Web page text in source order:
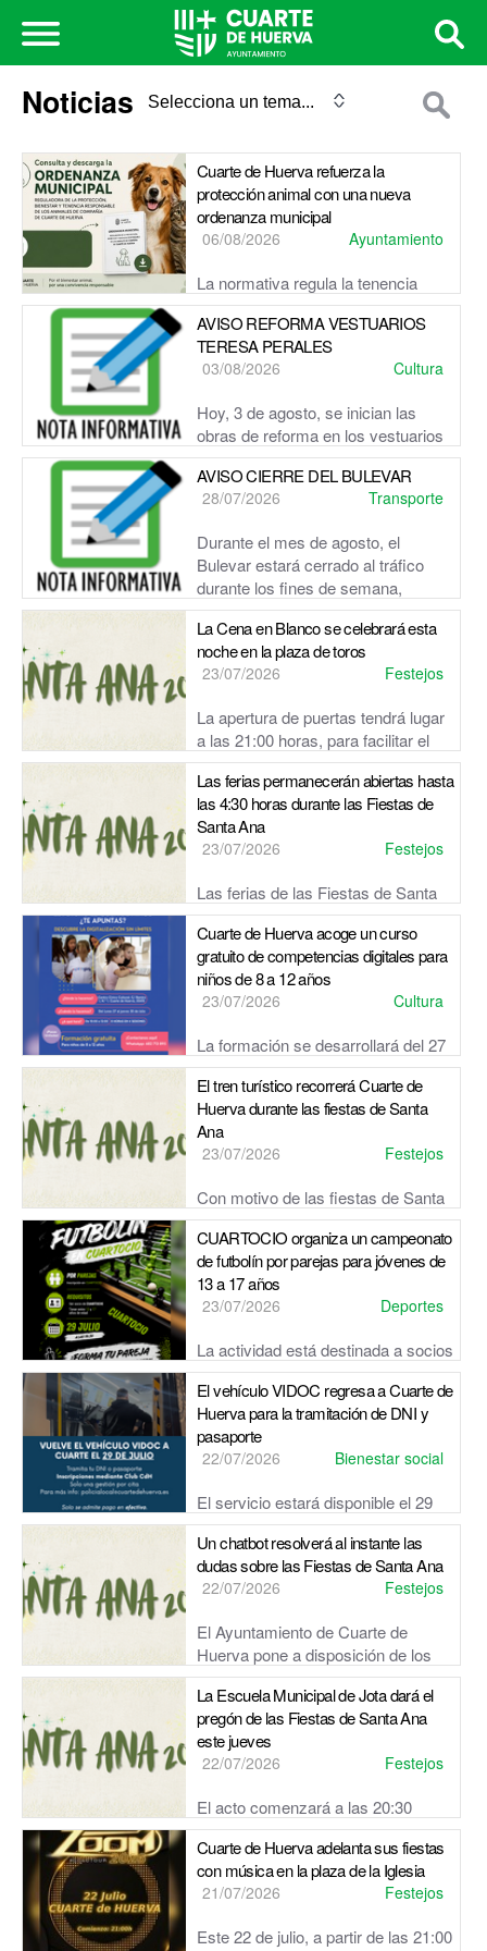
Noticias
Cuarte de Huerva refuerza la
protección animal con una nueva
ordenanza municipal
06/08/2026 Ayuntamiento
La normativa regula la tenencia
responsable, la identificación de mascotas, la convivencia
en espacios públicos, las colonias felinas y el régimen ...
AVISO REFORMA VESTUARIOS
TERESA PERALES
03/08/2026 Cultura
Hoy, 3 de agosto, se inician las
obras de reforma en los vestuarios
de la primera planta de la Piscina Cubierta Teresa Perales.
AVISO CIERRE DEL BULEVAR
28/07/2026 Transporte
Durante el mes de agosto, el
Bulevar estará cerrado al tráfico
durante los fines de semana,
comenzando los viernes a las 14:00h.
La Cena en Blanco se celebrará esta
noche en la plaza de toros
23/07/2026 Festejos
La apertura de puertas tendrá lugar
a las 21:00 horas, para facilitar el
acceso y la preparación de las mesas antes del comienzo
de la cena.
Las ferias permanecerán abiertas hasta
las 4:30 horas durante las Fiestas de
Santa Ana
23/07/2026 Festejos
Las ferias de las Fiestas de Santa
Ana podrán permanecer abiertas hasta las 4:30 horas de la
madrugada, salvo el domingo, jornada en la que el reci...
Cuarte de Huerva acoge un curso
gratuito de competencias digitales para
niños de 8 a 12 años
23/07/2026 Cultura
La formación se desarrollará del 27
al 30 de julio, en horario de 10:00 a 12:00 horas, en el
Centro Cívico Cultural de Cuarte de Huerva.
El tren turístico recorrerá Cuarte de
Huerva durante las fiestas de Santa
Ana
23/07/2026 Festejos
Con motivo de las fiestas de Santa
Ana 2026, el Ayuntamiento de Cuarte de Huerva pondrá en
funcionamiento el tren turístico los días 23, 24, 25 y 2...
CUARTOCIO organiza un campeonato
de futbolín por parejas para jóvenes de
13 a 17 años
23/07/2026 Deportes
La actividad está destinada a socios
de CUARTOCIO con edades comprendidas entre los 13 y
los 17 años. Para participar, será necesario formar una pa...
El vehículo VIDOC regresa a Cuarte de
Huerva para la tramitación de DNI y
pasaporte
22/07/2026 Bienestar social
El servicio estará disponible el 29
de julio, en horario de 09:30 a 12:00 horas, con un total de
50 plazas disponibles.
Un chatbot resolverá al instante las
dudas sobre las Fiestas de Santa Ana
22/07/2026 Festejos
El Ayuntamiento de Cuarte de
Huerva pone a disposición de los
vecinos un asistente virtual para consultar la programación,
los horarios y las ubica...La Escuela Municipal de Jota dará el
pregón de las Fiestas de Santa Ana
este jueves
22/07/2026 Festejos
El acto comenzará a las 20:30
horas en el Bulevar y contará, por primera vez, con un
chupinazo sin pirotecnia debido a la situación de alerta roja
...
Cuarte de Huerva adelanta sus fiestas
con música en la plaza de la Iglesia
21/07/2026 Festejos
Este 22 de julio, a partir de las 21:00